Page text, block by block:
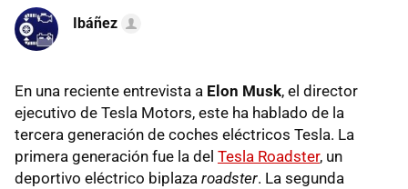
Ibáñez
En una reciente entrevista a Elon Musk, el director
ejecutivo de Tesla Motors, este ha hablado de la
tercera generación de coches eléctricos Tesla. La
primera generación fue la del Tesla Roadster, un
deportivo eléctrico biplaza roadster. La segunda